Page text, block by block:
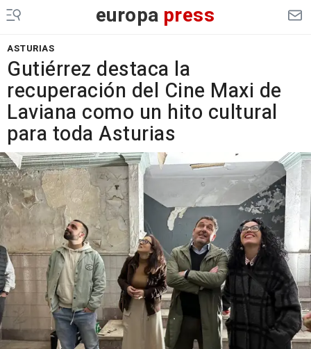
europa press
ASTURIAS
Gutiérrez destaca la
recuperación del Cine Maxi de
Laviana como un hito cultural
para toda Asturias